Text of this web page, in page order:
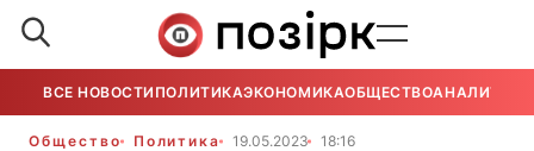
ВСЕ НОВОСТИ ПОЛИТИКАЭКОНОМИКАОБЩЕСТВОАНАЛИТИКА
Общество Политика 19.05.2023 18:16